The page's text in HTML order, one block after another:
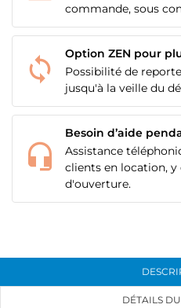
commande, sous
Option ZEN pour
Possibilité de
jusqu'à la veille du
Besoin d’aide
Assistance
clients en location,
d'ouverture.
DÉTAILS